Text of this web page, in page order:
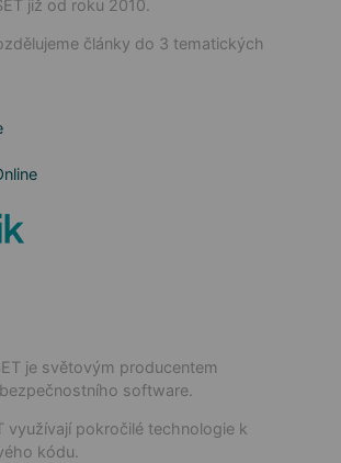
již od roku 2010.
články do 3 tematických
je světovým producentem
software.
využívají pokročilé technologie k
kódu.